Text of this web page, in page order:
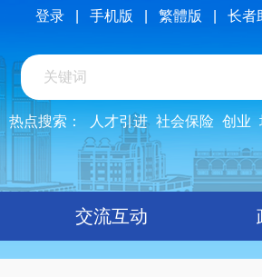
登录 手机版 繁體版 长者
热点搜索： 人才引进 社会保险 创业
交流互动